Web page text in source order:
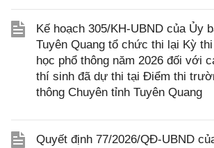
Kế hoạch 305/KH-UBND của Ủy
Tuyên Quang tổ chức thi lại Kỳ
học phổ thông năm 2026 đối với
thí sinh đã dự thi tại Điểm thi
thông Chuyên tỉnh Tuyên Quang
Quyết định 77/2026/QĐ-UBND